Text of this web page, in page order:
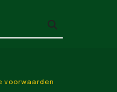
voorwaarden